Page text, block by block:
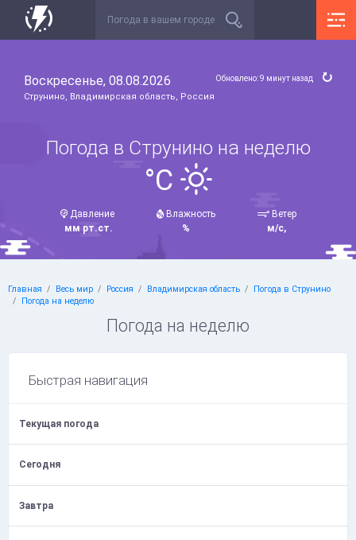
Воскресенье, 08.08.2026
Струнино, Владимирская область, Россия
Обновлено: 9 минут назад
Погода в Струнино на неделю
°C
Давление
мм рт.ст.
Влажность
%
Ветер
м/с,
Главная Весь мир Россия Владимирская область
Погода в Струнино
Погода на неделю
Погода на неделю
Быстрая навигация
Текущая погода
Сегодня
Завтра